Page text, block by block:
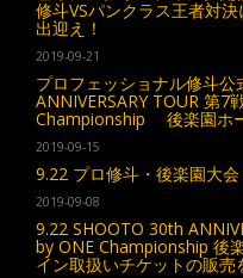
修斗VSパンクラス王者対
出迎え！
2019-09-21
プロフェッショナル修斗
ANNIVERSARY TOUR 第7
Championship 後楽園ホ
2019-09-15
9.22 プロ修斗・後楽園大
2019-09-08
9.22 SHOOTO 30th
by ONE Championship
イン取扱いチケットの販売